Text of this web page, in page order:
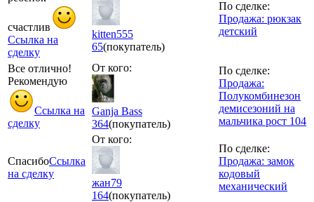
счастлив
Ссылка на
сделку
kitten555
65(покупатель)
По сделке:
Продажа: рюкзак
детский
Все отлично!
Рекомендую
Ссылка на
сделку
От кого:
Ganja Bass
364(покупатель)
По сделке:
Продажа:
Полукомбинезон
демисезоний на
мальчика рост 104
СпасибоСсылка
на сделку
От кого:
жан79
164(покупатель)
По сделке:
Продажа: замок
кодовый
механический